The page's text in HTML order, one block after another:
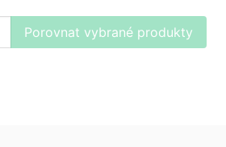
Porovnat vybrané produkty